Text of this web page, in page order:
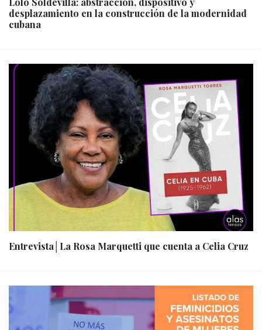
desplazamiento en la construcción de la modernidad
cubana
Entrevista│La Rosa Marquetti que cuenta a Celia Cruz